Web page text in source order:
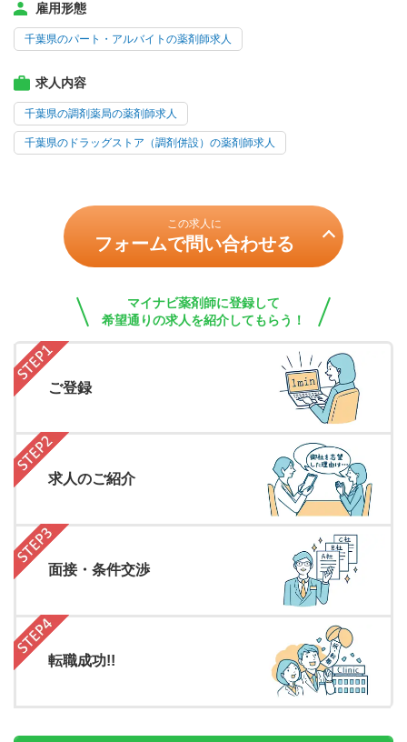
雇用形態
千葉県のパート・アルバイトの薬剤師求人
求人内容
千葉県の調剤薬局の薬剤師求人
千葉県のドラッグストア（調剤併設）の薬剤師求人
この求人に
フォームで問い合わせる
マイナビ薬剤師に登録して
希望通りの求人を紹介してもらう！
ご登録
求人のご紹介
面接・条件交渉
転職成功!!